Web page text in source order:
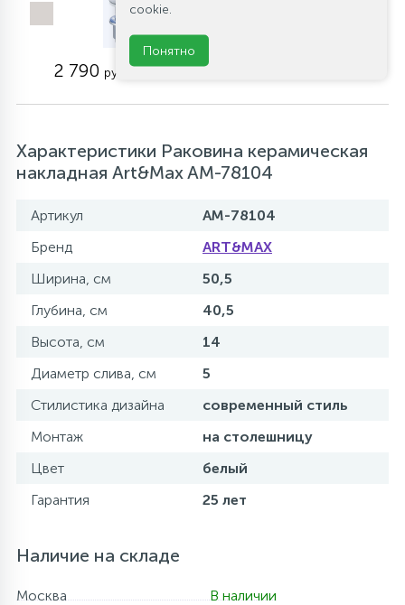
2 790 руб.
Характеристики Раковина керамическая
накладная Art&Max AM-78104
Артикул
AM-78104
Бренд
ART&MAX
Ширина, см
50,5
Глубина, см
40,5
Высота, см
14
Диаметр слива, см
5
Стилистика дизайна
современный стиль
Монтаж
на столешницу
Цвет
белый
Гарантия
25 лет
Наличие на складе
Москва
В наличии
cookie.
Понятно